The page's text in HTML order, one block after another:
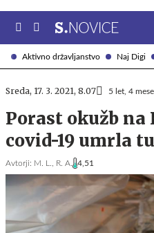
Aktivno državljanstvo Naj Digi
Sreda, 17. 3. 2021, 8.07 5 let, 4
Porast okužb na
covid-19 umrla
Avtorji: M. L., R. A. 4,51